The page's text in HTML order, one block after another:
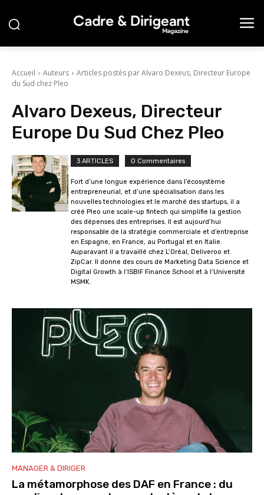
Accueil Auteurs
Articles postés par Alvaro Dexeus, Directeur Europe
du Sud chez Pleo
Alvaro Dexeus, Directeur
Europe Du Sud Chez Pleo
3 ARTICLES 0 Commentaires
Fort d’une longue expérience dans l’écosystème
entrepreneurial, et d’une spécialisation dans les
nouvelles technologies et le marché des startups, il a
créé Pleo une scale-up fintech qui simplifie la gestion
des dépenses des entreprises. Il est aujourd’hui
responsable de la stratégie commerciale et d’entreprise
en Espagne, en France, au Portugal et en Italie.
Auparavant il a travaillé chez L’Oréal, Deliveroo et
ZipCar. Il donne des cours de Marketing Data Science et
Digital Growth à l’ISBIF Finance School et à l’Université
MSMK.
MANAGER & DIRIGER
La métamorphose des DAF en France : du